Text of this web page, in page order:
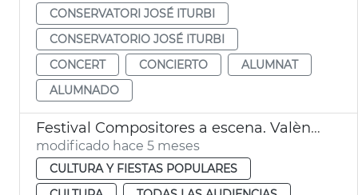
CONSERVATORI JOSÉ ITURBI
CONSERVATORIO JOSÉ ITURBI
CONCERT
CONCIERTO
ALUMNAT
ALUMNADO
Festival Compositores a escena. València 8M Palau de la Música
modificado hace 5 meses
CULTURA Y FIESTAS POPULARES